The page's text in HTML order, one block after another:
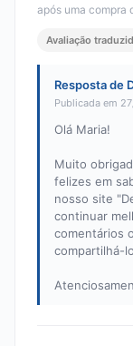
após uma compra
Avaliação
Resposta de
Publicada em
Olá Maria!
Muito
felizes em
nosso site
continuar
comentários
compartilhá-